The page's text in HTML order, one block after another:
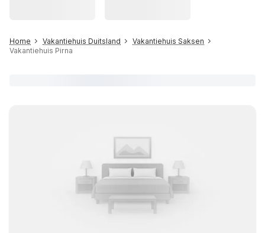
Home Vakantiehuis Duitsland
Vakantiehuis Saksen
Vakantiehuis Pirna